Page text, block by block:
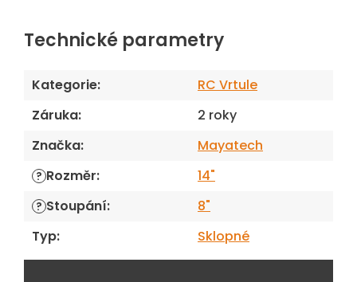
Technické parametry
Kategorie:
RC Vrtule
Záruka:
2 roky
Značka: Mayatech
? Rozměr: 14"
? Stoupání:
8"
Typ: Sklopné